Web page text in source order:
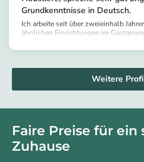
Grundkenntnisse in Deutsch.
Ich arbeite seit über zweieinhalb
ähnlichen Einrichtungen im
Hoffentlich kann ich dir dabei auch
Weitere
Faire Preise für ein
Zuhause